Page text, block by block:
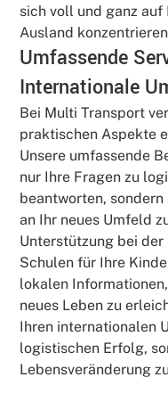
sich voll und ganz auf
Ausland
Umfassende
Internationale
Bei Multi Transport
praktischen Aspekte
Unsere umfassende
nur Ihre Fragen zu
beantworten,
an Ihr neues Umfeld
Unterstützung bei der
Schulen für Ihre
lokalen
neues Leben zu
Ihren internationalen
logistischen Erfolg,
Lebensveränderung